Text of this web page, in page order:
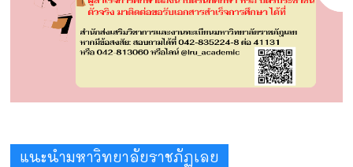
แนะนำมหาวิทยาลัยราชภัฏเลย